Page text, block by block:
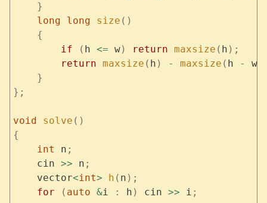
    }
    long
long size ()
    {
        if
( h <= w) return maxsize ( h );
        return
maxsize ( h ) - maxsize ( h - w
    }
};
void solve ()
{
    int
n ;
    cin
>> n ;
    vector
<int> h ( n );
    for
( auto &i : h ) cin >> i ;